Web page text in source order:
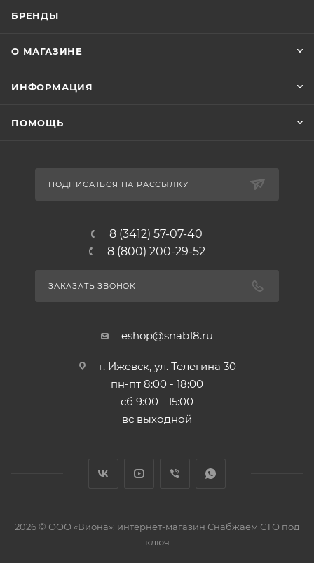
БРЕНДЫ
О МАГАЗИНЕ
ИНФОРМАЦИЯ
ПОМОЩЬ
ПОДПИСАТЬСЯ НА РАССЫЛКУ
8 (3412) 57-07-40
8 (800) 200-29-52
ЗАКАЗАТЬ ЗВОНОК
eshop@snab18.ru
г. Ижевск, ул. Телегина 30
пн-пт 8:00 - 18:00
сб 9:00 - 15:00
вс выходной
2026 © ООО «Виона»: интернет-магазин Снабжаем СТО под
ключ